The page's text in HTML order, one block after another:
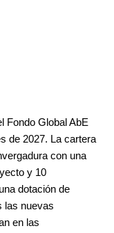
Fondo Global AbE
de 2027. La cartera
con una
y 10
dotación de
las nuevas
en las